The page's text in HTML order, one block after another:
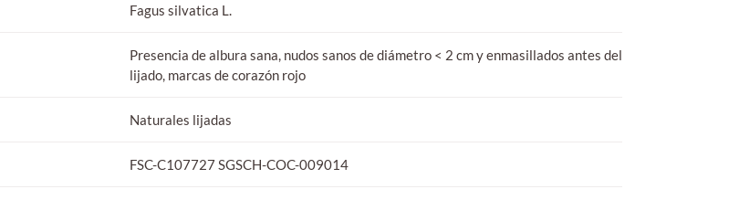
Fagus silvatica L.
Presencia de albura sana, nudos sanos de diámetro < 2 cm y enmasillados antes del
lijado, marcas de corazón rojo
Naturales lijadas
FSC-C107727 SGSCH-COC-009014